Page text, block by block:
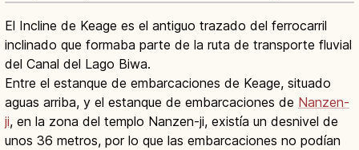
El Incline de Keage es el antiguo trazado del ferrocarril
inclinado que formaba parte de la ruta de transporte fluvial
del Canal del Lago Biwa.
Entre el estanque de embarcaciones de Keage, situado
aguas arriba, y el estanque de embarcaciones de Nanzen-
ji, en la zona del templo Nanzen-ji, existía un desnivel de
unos 36 metros, por lo que las embarcaciones no podían